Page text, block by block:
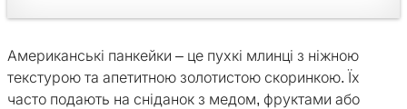
Американські панкейки – це пухкі млинці з ніжною
текстурою та апетитною золотистою скоринкою. Їх
часто подають на сніданок з медом, фруктами або